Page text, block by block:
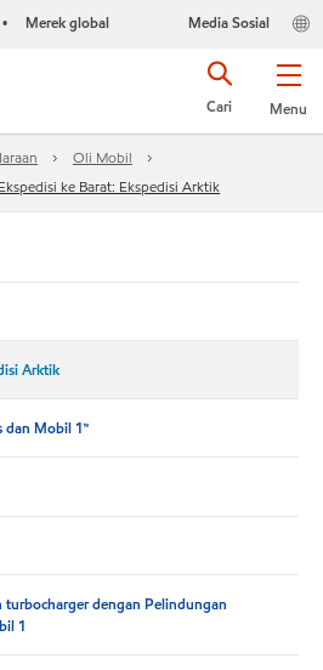
• Merek global Media Sosial
Menu
Cari
Oli Mobil
Ekspedisi ke Barat: Ekspedisi Arktik
Arktik
dan Mobil 1™
dengan Pelindungan
1